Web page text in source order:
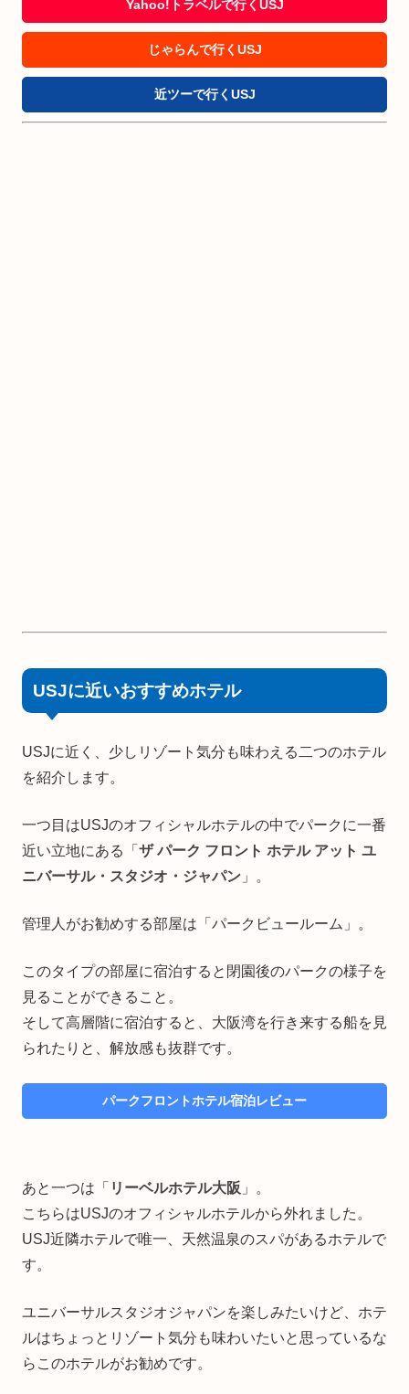
Yahoo!トラベルで行くUSJ
じゃらんで行くUSJ
近ツーで行くUSJ
USJに近いおすすめホテル
USJに近く、少しリゾート気分も味わえる二つのホテル
を紹介します。
一つ目はUSJのオフィシャルホテルの中でパークに一番
近い立地にある「 ザ パーク フロント ホテル アット ユ
ニバーサル・スタジオ・ジャパン 」。
管理人がお勧めする部屋は「パークビュールーム」。
このタイプの部屋に宿泊すると閉園後のパークの様子を
見ることができること。
そして高層階に宿泊すると、大阪湾を行き来する船を見
られたりと、解放感も抜群です。
パークフロントホテル宿泊レビュー
あと一つは「 リーベルホテル大阪 」。
こちらはUSJのオフィシャルホテルから外れました。
USJ近隣ホテルで唯一、天然温泉のスパがあるホテルで
す。
ユニバーサルスタジオジャパンを楽しみたいけど、ホテ
ルはちょっとリゾート気分も味わいたいと思っているな
らこのホテルがお勧めです。